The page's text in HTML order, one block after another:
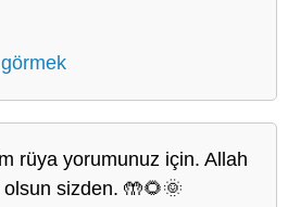
rüya yorumunuz için. Allah
sizden. 🤲🌻🌞